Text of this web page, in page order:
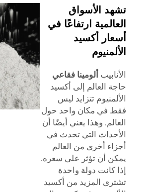
تشهد الأسواق
العالمية ارتفاعًا في
أسعار أكسيد
الألمنيوم
الأنابيب ألومينا فقاعي
حاجة العالم إلى أكسيد
الألمنيوم تتزايد ليس
فقط في مكان واحد حول
العالم. وهذا يعني أيضًا أن
الأحداث التي تحدث في
أجزاء أخرى من العالم
يمكن أن تؤثر على سعره.
إذا كانت دولة واحدة
تشترى المزيد من أكسيد